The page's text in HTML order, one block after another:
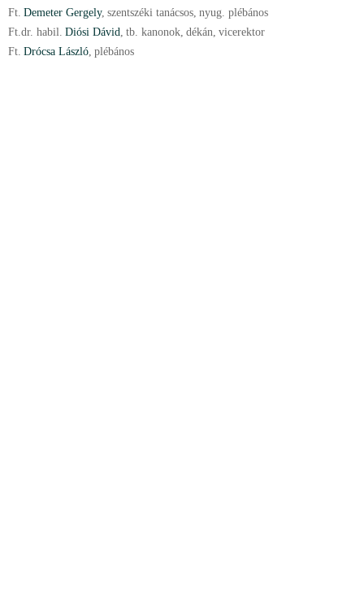
Ft. Demeter Gergely, szentszéki tanácsos, nyug. plébános
Ft.dr. habil. Diósi Dávid, tb. kanonok, dékán, vicerektor
Ft. Drócsa László, plébános